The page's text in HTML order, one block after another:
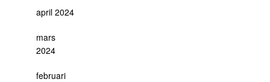
april 2024
mars
2024
februari